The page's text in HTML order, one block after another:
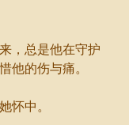
，总是他在守护
他的伤与痛。
怀中。